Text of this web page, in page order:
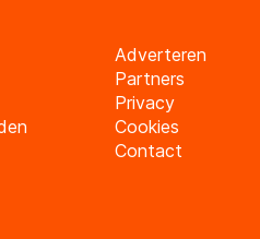
Adverteren
Partners
Privacy
Cookies
Contact